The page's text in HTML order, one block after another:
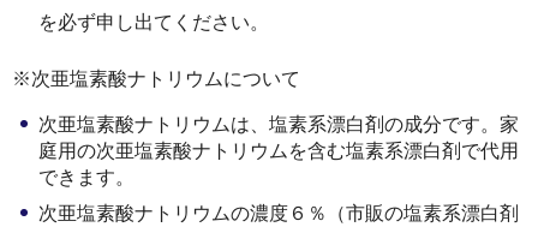
を必ず申し出てください。
※次亜塩素酸ナトリウムについて
次亜塩素酸ナトリウムは、塩素系漂白剤の成分です。家
庭用の次亜塩素酸ナトリウムを含む塩素系漂白剤で代用
できます。
次亜塩素酸ナトリウムの濃度６％（市販の塩素系漂白剤